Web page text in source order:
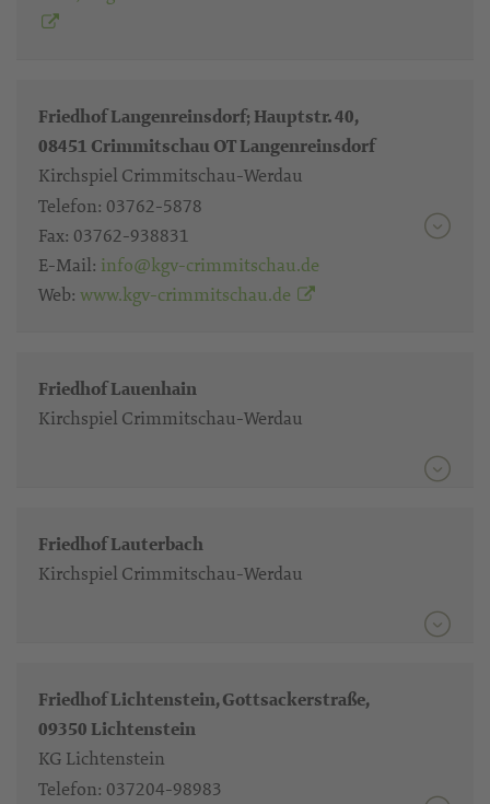
Friedhof Langenreinsdorf; Hauptstr. 40,
08451 Crimmitschau OT Langenreinsdorf
Kirchspiel Crimmitschau-Werdau
Telefon: 03762-5878
Fax: 03762-938831
E-Mail: info@kgv-crimmitschau.de
Web: www.kgv-crimmitschau.de
Friedhof Lauenhain
Kirchspiel Crimmitschau-Werdau
Friedhof Lauterbach
Kirchspiel Crimmitschau-Werdau
Friedhof Lichtenstein, Gottsackerstraße,
09350 Lichtenstein
KG Lichtenstein
Telefon: 037204-98983